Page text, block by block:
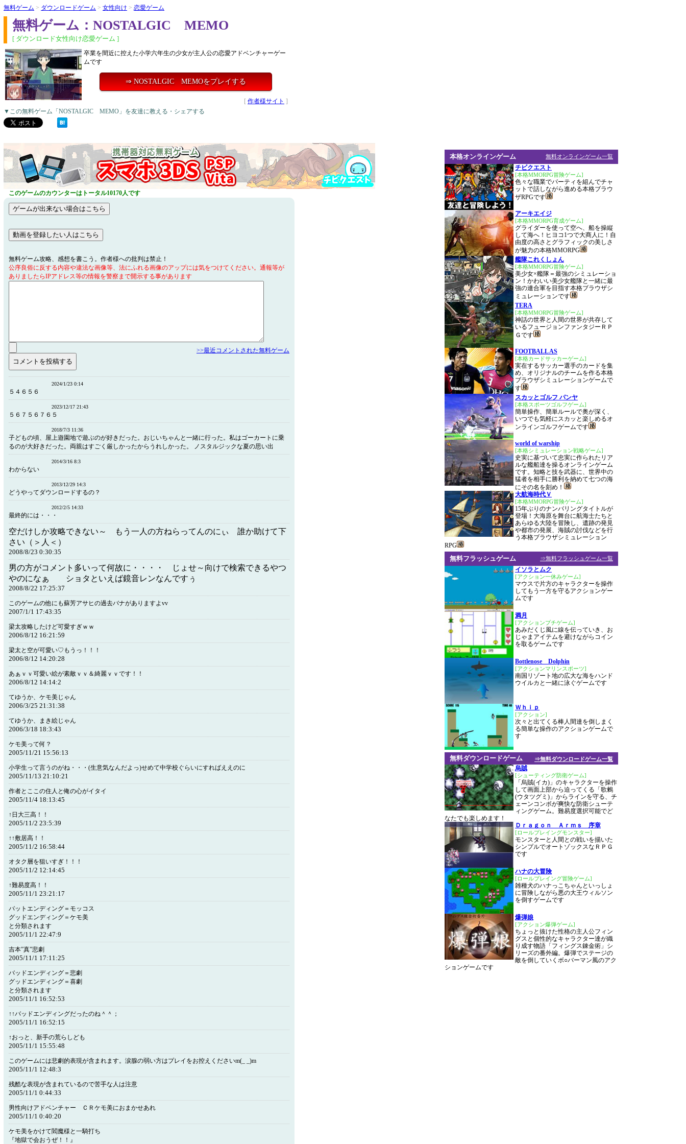
無料ゲーム > ダウンロードゲーム > 女性向け > 恋愛ゲーム
無料ゲーム：NOSTALGIC MEMO
[ ダウンロード女性向け恋愛ゲーム ]
卒業を間近に控えた小学六年生の少女が主人公の恋愛アドベンチャーゲー
ムです
⇒ NOSTALGIC MEMOをプレイする
[ 作者様サイト ]
▼この無料ゲーム「NOSTALGIC MEMO」を友達に教える・シェアする
このゲームのカウンターはトータル10170人です
無料ゲーム攻略、感想を書こう。作者様への批判は禁止！
公序良俗に反する内容や違法な画像等、法にふれる画像のアップには気をつけてください。通報等が
ありましたらIPアドレス等の情報を警察まで開示する事があります
>>最近コメントされた無料ゲーム
2024/1/23 0:14
５４６５６
2023/12/17 21:43
５６７５６７６５
2018/7/3 11:36
子どもの頃、屋上遊園地で遊ぶのが好きだった。おじいちゃんと一緒に行った。私はゴーカートに乗
るのが大好きだった。両親はすごく厳しかったからうれしかった。 ノスタルジックな夏の思い出
2014/3/16 8:3
わからない
2013/12/29 14:3
どうやってダウンロードするの？
2012/2/5 14:33
最終的には・・・
空だけしか攻略できない～ もう一人の方ねらってんのにぃ 誰か助けて下
さい（＞人＜）
2008/8/23 0:30:35
男の方がコメント多いって何故に・・・・ じょせ～向けで検索できるやつ
やのになぁ ショタといえば鏡音レンなんですぅ
2008/8/22 17:25:37
このゲームの他にも蘇芳アサヒの過去バナがありますよvv
2007/1/1 17:43:35
梁太攻略したけど可愛すぎｗｗ
2006/8/12 16:21:59
梁太と空が可愛い♡もうっ！！！
2006/8/12 14:20:28
あぁｖｖ可愛い絵が素敵ｖｖ＆綺麗ｖｖです！！
2006/8/12 14:14:2
てゆうか、ケモ美じゃん
2006/3/25 21:31:38
てゆうか、まき絵じゃん
2006/3/18 18:3:43
ケモ美って何？
2005/11/21 15:56:13
小学生って言うのがね・・・(生意気なんだよっ)せめて中学校ぐらいにすればええのに
2005/11/13 21:10:21
作者とここの住人と俺の心がイタイ
2005/11/4 18:13:45
↑日大三高！！
2005/11/2 23:5:39
↑↑敷居高！！
2005/11/2 16:58:44
オタク層を狙いすぎ！！！
2005/11/2 12:14:45
↑難易度高！！
2005/11/1 23:21:17
バットエンディング＝モッコス
グッドエンディング＝ケモ美
と分類されます
2005/11/1 22:47:9
吉本”真”悲劇
2005/11/1 17:11:25
バッドエンディング＝悲劇
グッドエンディング＝喜劇
と分類されます
2005/11/1 16:52:53
↑↑バッドエンディングだったのね＾＾；
2005/11/1 16:52:15
↑おっと、新手の荒らしども
2005/11/1 15:55:48
このゲームには悲劇的表現が含まれます。涙腺の弱い方はプレイをお控えくださいm(_ _)m
2005/11/1 12:48:3
残酷な表現が含まれているので苦手な人は注意
2005/11/1 0:44:33
男性向けアドベンチャー ＣＲケモ美におまかせあれ
2005/11/1 0:40:20
ケモ美をかけて閻魔様と一騎打ち
『地獄で会おうぜ！！』
無料オンラインゲーム一覧
本格オンラインゲーム
チビクエスト
[本格MMORPG冒険ゲーム]
色々な職業でパーティを組んでチャ
ットで話しながら進める本格ブラウ
ザRPGです
アーキエイジ
[本格MMORPG育成ゲーム]
グライダーを使って空へ、船を操縦
して海へ！ヒヨコ1つで大商人に！自
由度の高さとグラフィックの美しさ
が魅力の本格MMORPG
艦隊これくしょん
[本格MMORPG冒険ゲーム]
美少女×艦隊＝最強のシミュレーショ
ン！かわいい美少女艦隊と一緒に最
強の連合軍を目指す本格ブラウザシ
ミュレーションです
TERA
[本格MMORPG冒険ゲーム]
神話の世界と人間の世界が共存して
いるフュージョンファンタジーＲＰ
Ｇです
FOOTBALL AS
[本格カードサッカーゲーム]
実在するサッカー選手のカードを集
め、オリジナルのチームを作る本格
ブラウザシミュレーションゲームで
す
スカッとゴルフ パンヤ
[本格スポーツゴルフゲーム]
簡単操作、簡単ルールで奥が深く、
いつでも気軽にスカッと楽しめるオ
ンラインゴルフゲームです
world of warship
[本格シミュレーション戦略ゲーム]
史実に基づいて忠実に作られたリア
ルな艦船達を操るオンラインゲーム
です。知略と技を武器に、世界中の
猛者を相手に勝利を納めて七つの海
にその名を刻め！
大航海時代Ｖ
[本格MMORPG冒険ゲーム]
15年ぶりのナンバリングタイトルが
登場！大海原を舞台に航海士たちと
あらゆる大陸を冒険し、遺跡の発見
や都市の発展、海賊の討伐などを行
う本格ブラウザシミュレーション
RPG
⇒無料フラッシュゲーム一覧
無料フラッシュゲーム
イソラとムク
[アクション一休みゲーム]
マウスで片方のキャラクターを操作
してもう一方を守るアクションゲー
ムです
満月
[アクションプチゲーム]
あみだくじ風に線を伝っていき、お
じゃまアイテムを避けながらコイン
を取るゲームです
Bottlenose Dolphin
[アクションマリンスポーツ]
南国リゾート地の広大な海をハンド
ウイルカと一緒に泳ぐゲームです
Ｗｈｉｐ
[アクション]
次々と出てくる棒人間達を倒しまく
る簡単な操作のアクションゲームで
す
⇒無料ダウンロードゲーム一覧
無料ダウンロードゲーム
烏賊
[シューティング防衛ゲーム]
「烏賊(イカ)」のキャラクターを操作
して画面上部から迫ってくる「歌鶫
(ウタツグミ)」からラインを守る、チ
ェーンコンボが爽快な防衛シューテ
ィングゲーム。難易度選択可能でど
なたでも楽しめます！
Ｄｒａｇｏｎ Ａｒｍｓ 序章
[ロールプレイングモンスター]
モンスターと人間との戦いを描いた
シンプルでオートゾックスなＲＰＧ
です
ハナの大冒険
[ロールプレイング冒険ゲーム]
雑種犬のハナっこちゃんといっしょ
に冒険しながら悪の大王ウィルソン
を倒すゲームです
爆弾娘
[アクション爆弾ゲーム]
ちょっと抜けた性格の主人公フィン
グスと個性的なキャラクター達が織
り成す物語「フィングス錬金術」シ
リーズの番外編。爆弾でステージの
敵を倒していくボ○バーマン風のアク
ションゲームです